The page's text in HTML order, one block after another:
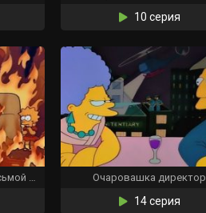
10 серия
Очаровашка директор
14 серия